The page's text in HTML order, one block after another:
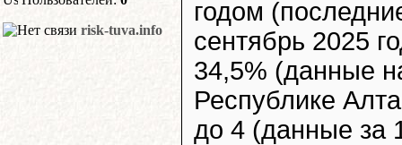
risk-tuva.info
годом
сентябрь 2025
34,5% (данные
Республике
до 4 (данные за